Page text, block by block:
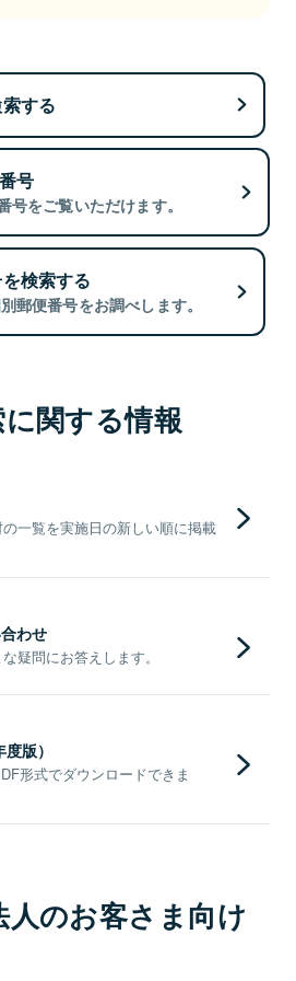
する
号
号をご覧いただけます。
検索する
郵便番号をお調べします。
関する情報
一覧を実施日の新しい順に掲載
わせ
疑問にお答えします。
版）
形式でダウンロードできま
人のお客さま向け